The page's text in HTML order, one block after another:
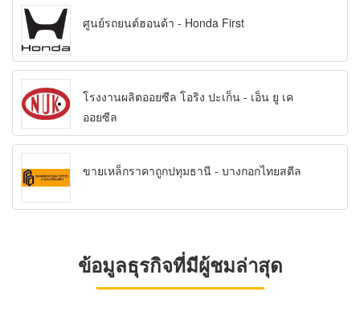
ศูนย์รถยนต์ฮอนด้า - Honda First
โรงงานผลิตออยซีล โอริง ปะเก็น - เอ็น ยู เค
ออยซีล
ขายเหล็กราคาถูกปทุมธานี - บางกอกไทยสตีล
ข้อมูลธุรกิจที่มีผู้ชมล่าสุด